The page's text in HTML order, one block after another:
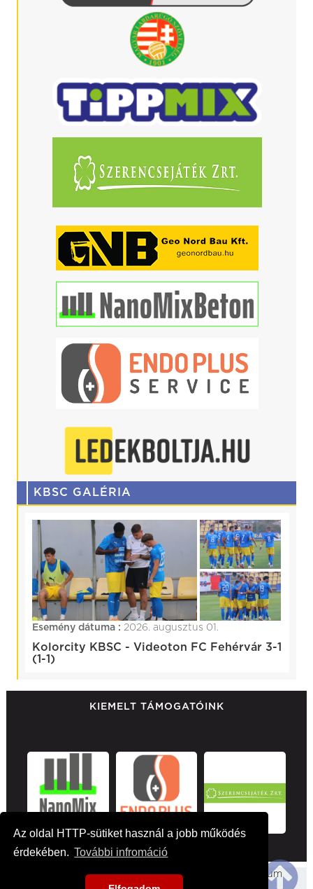
Az oldal HTTP-sütiket használ a jobb működés
érdekében. További infromáció
KBSC GALÉRIA
Esemény dátuma : 2026. augusztus 01.
Kolorcity KBSC - Videoton FC Fehérvár 3-1
(1-1)
KIEMELT TÁMOGATÓINK
Főoldal Hirek Médiaajánlat
Impresszum